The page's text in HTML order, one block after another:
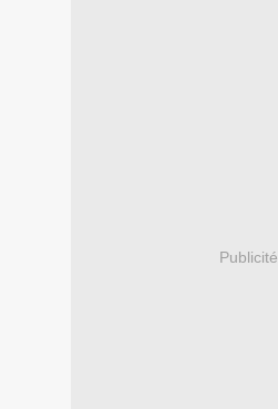
Publicité